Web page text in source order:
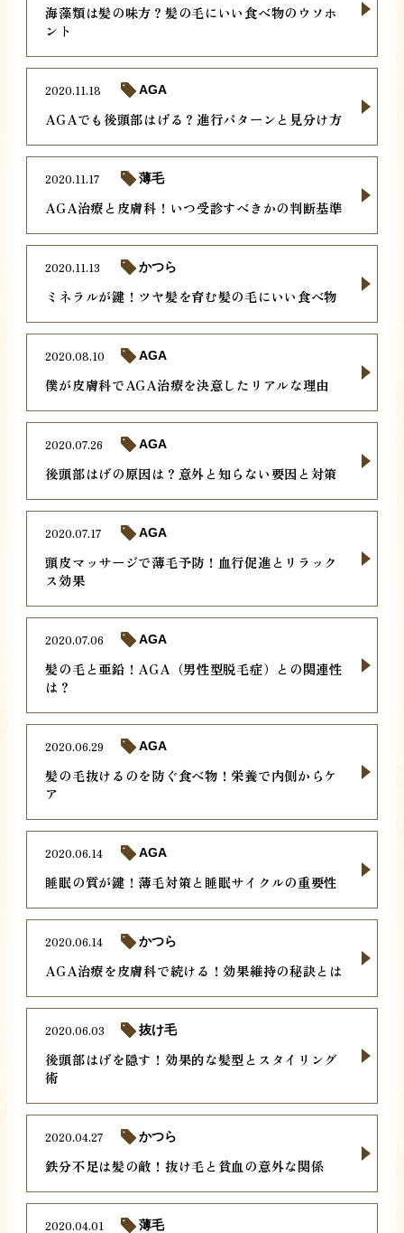
海藻類は髪の味方？髪の毛にいい食べ物のウソホ
ント
AGAでも後頭部はげる？進行パターンと見分け方
2020.11.18 AGA
AGA治療と皮膚科！いつ受診すべきかの判断基準
2020.11.17 薄毛
ミネラルが鍵！ツヤ髪を育む髪の毛にいい食べ物
2020.11.13 かつら
僕が皮膚科でAGA治療を決意したリアルな理由
2020.08.10 AGA
後頭部はげの原因は？意外と知らない要因と対策
2020.07.26 AGA
頭皮マッサージで薄毛予防！血行促進とリラック
ス効果
2020.07.17 AGA
髪の毛と亜鉛！AGA（男性型脱毛症）との関連性
は？
2020.07.06 AGA
髪の毛抜けるのを防ぐ食べ物！栄養で内側からケ
ア
2020.06.29 AGA
睡眠の質が鍵！薄毛対策と睡眠サイクルの重要性
2020.06.14 AGA
AGA治療を皮膚科で続ける！効果維持の秘訣とは
2020.06.14 かつら
後頭部はげを隠す！効果的な髪型とスタイリング
術
2020.06.03 抜け毛
鉄分不足は髪の敵！抜け毛と貧血の意外な関係
2020.04.27 かつら
2020.04.01 薄毛